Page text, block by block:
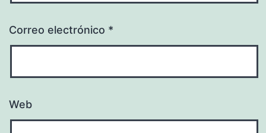
Correo electrónico *
Web